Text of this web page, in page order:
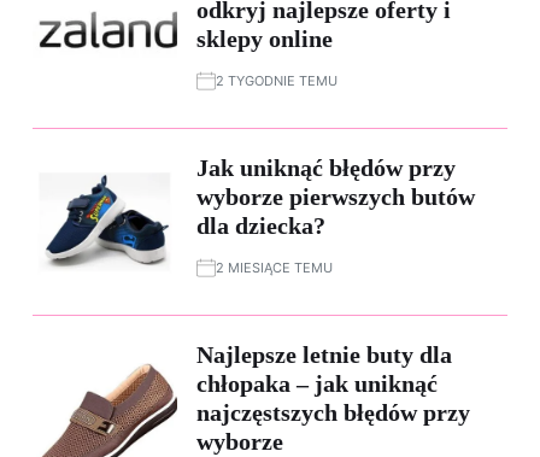
odkryj najlepsze oferty i
sklepy online
2 TYGODNIE TEMU
Jak uniknąć błędów przy
wyborze pierwszych butów
dla dziecka?
2 MIESIĄCE TEMU
Najlepsze letnie buty dla
chłopaka – jak uniknąć
najczęstszych błędów przy
wyborze